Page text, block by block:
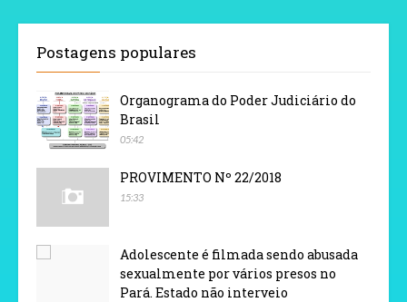
Postagens populares
Organograma do Poder Judiciário do
Brasil
05:42
PROVIMENTO Nº 22/2018
15:33
Adolescente é filmada sendo abusada
sexualmente por vários presos no
Pará. Estado não interveio